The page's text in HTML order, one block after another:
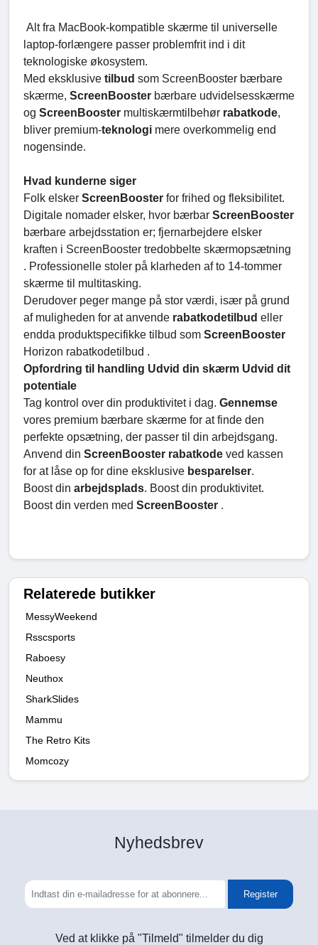
Alt fra MacBook-kompatible skærme til universelle
laptop-forlængere passer problemfrit ind i dit
teknologiske økosystem.
Med eksklusive tilbud som ScreenBooster bærbare
skærme, ScreenBooster bærbare udvidelsesskærme
og ScreenBooster multiskærmtilbehør rabatkode,
bliver premium-teknologi mere overkommelig end
nogensinde.
Hvad kunderne siger
Folk elsker ScreenBooster for frihed og fleksibilitet.
Digitale nomader elsker, hvor bærbar ScreenBooster
bærbare arbejdsstation er; fjernarbejdere elsker
kraften i ScreenBooster tredobbelte skærmopsætning
. Professionelle stoler på klarheden af to 14-tommer
skærme til multitasking.
Derudover peger mange på stor værdi, især på grund
af muligheden for at anvende rabatkodetilbud eller
endda produktspecifikke tilbud som ScreenBooster
Horizon rabatkodetilbud .
Opfordring til handling Udvid din skærm Udvid dit
potentiale
Tag kontrol over din produktivitet i dag. Gennemse
vores premium bærbare skærme for at finde den
perfekte opsætning, der passer til din arbejdsgang.
Anvend din ScreenBooster rabatkode ved kassen
for at låse op for dine eksklusive besparelser.
Boost din arbejdsplads. Boost din produktivitet.
Boost din verden med ScreenBooster .
Relaterede butikker
MessyWeekend
Rsscsports
Raboesy
Neuthox
SharkSlides
Mammu
The Retro Kits
Momcozy
Nyhedsbrev
Register
Ved at klikke på "Tilmeld" tilmelder du dig